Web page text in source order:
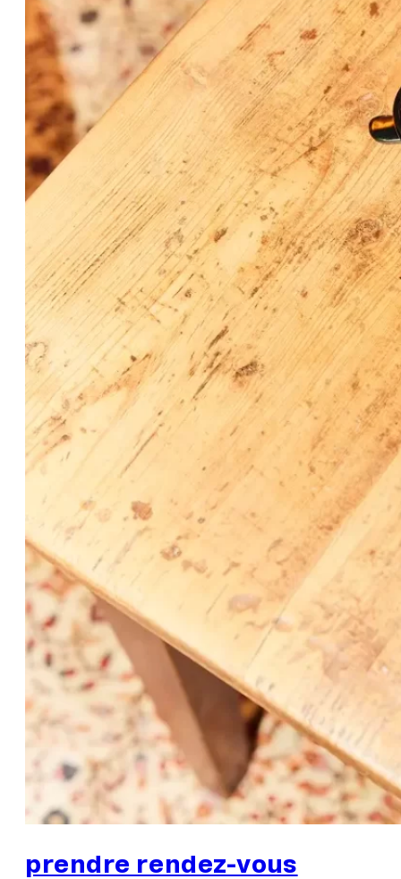
prendre rendez-vous